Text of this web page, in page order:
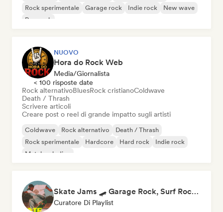
Rock sperimentale
Garage rock Indie rock
New wave
Pop rock
NUOVO
Hora do Rock Web
Media/Giornalista
< 100 risposte date
Rock alternativoBluesRock cristianoColdwave
Death / Thrash
Scrivere articoli
Creare post o reel di grande impatto sugli artisti
Coldwave Rock alternativo
Death / Thrash
Rock sperimentale
Hardcore Hard rock
Indie rock
Metal melodico
Skate Jams 🛹 Garage Rock, Surf Rock & Neo-Psych
Curatore Di Playlist